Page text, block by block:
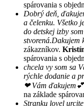
spárovania s
Dobrý deň,
a čelenku. Všetko
do detskej izby
stvorená.Dakujem
zákazníkov.
spárovania s
chcela vy som sa
rýchle dodanie a
❤ Vám
na základe
Stranku lovel